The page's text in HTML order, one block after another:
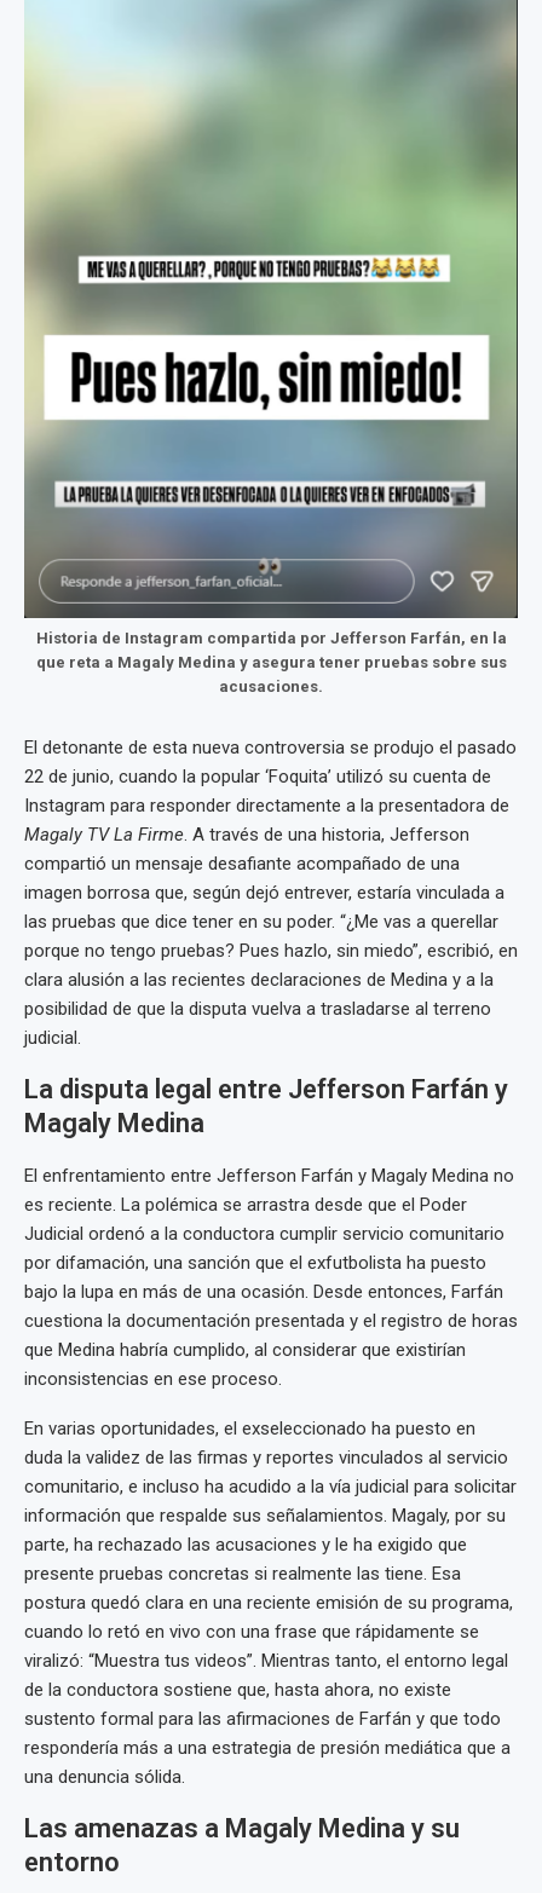
Historia de Instagram compartida por Jefferson Farfán, en la
que reta a Magaly Medina y asegura tener pruebas sobre sus
acusaciones.
El detonante de esta nueva controversia se produjo el pasado
22 de junio, cuando la popular ‘Foquita’ utilizó su cuenta de
Instagram para responder directamente a la presentadora de
Magaly TV La Firme. A través de una historia, Jefferson
compartió un mensaje desafiante acompañado de una
imagen borrosa que, según dejó entrever, estaría vinculada a
las pruebas que dice tener en su poder. “¿Me vas a querellar
porque no tengo pruebas? Pues hazlo, sin miedo”, escribió, en
clara alusión a las recientes declaraciones de Medina y a la
posibilidad de que la disputa vuelva a trasladarse al terreno
judicial.
La disputa legal entre Jefferson Farfán y
Magaly Medina
El enfrentamiento entre Jefferson Farfán y Magaly Medina no
es reciente. La polémica se arrastra desde que el Poder
Judicial ordenó a la conductora cumplir servicio comunitario
por difamación, una sanción que el exfutbolista ha puesto
bajo la lupa en más de una ocasión. Desde entonces, Farfán
cuestiona la documentación presentada y el registro de horas
que Medina habría cumplido, al considerar que existirían
inconsistencias en ese proceso.
En varias oportunidades, el exseleccionado ha puesto en
duda la validez de las firmas y reportes vinculados al servicio
comunitario, e incluso ha acudido a la vía judicial para solicitar
información que respalde sus señalamientos. Magaly, por su
parte, ha rechazado las acusaciones y le ha exigido que
presente pruebas concretas si realmente las tiene. Esa
postura quedó clara en una reciente emisión de su programa,
cuando lo retó en vivo con una frase que rápidamente se
viralizó: “Muestra tus videos”. Mientras tanto, el entorno legal
de la conductora sostiene que, hasta ahora, no existe
sustento formal para las afirmaciones de Farfán y que todo
respondería más a una estrategia de presión mediática que a
una denuncia sólida.
Las amenazas a Magaly Medina y su
entorno